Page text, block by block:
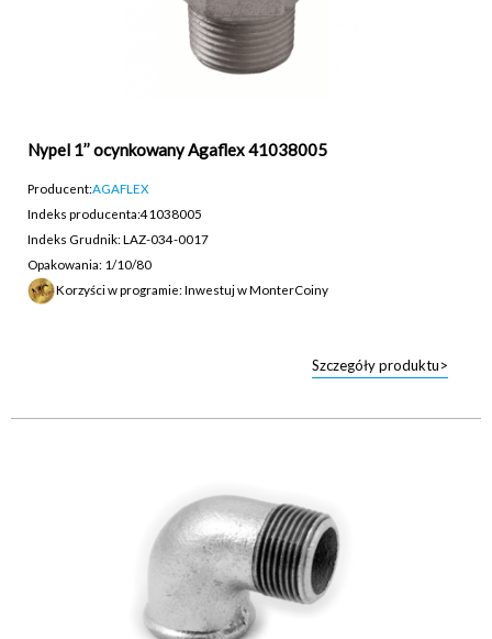
Nypel 1’’ ocynkowany Agaflex 41038005
Producent:AGAFLEX
Indeks producenta:41038005
Indeks Grudnik: LAZ-034-0017
Opakowania: 1/10/80
Korzyści w programie: Inwestuj w MonterCoiny
Szczegóły produktu>